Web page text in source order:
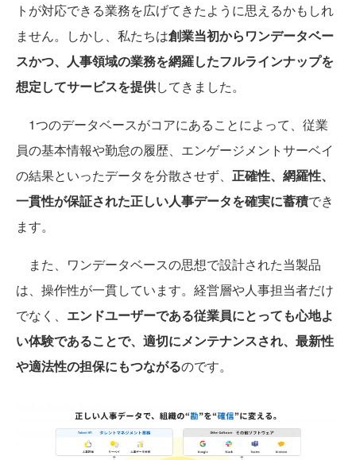
トが対応できる業務を広げてきたように思えるかもしれ
ません。しかし、私たちは創業当初からワンデータベー
スかつ、人事領域の業務を網羅したフルラインナップを
想定してサービスを提供してきました。
1つのデータベースがコアにあることによって、従業
員の基本情報や勤怠の履歴、エンゲージメントサーベイ
の結果といったデータを分散させず、 正確性、網羅性、
一貫性が保証された正しい人事データを確実に蓄積でき
ます。
また、ワンデータベースの思想で設計された当製品
は、操作性が一貫しています。経営層や人事担当者だけ
でなく、 エンドユーザーである従業員にとっても心地よ
い体験であることで、適切にメンテナンスされ、最新性
や適法性の担保にもつながるのです。